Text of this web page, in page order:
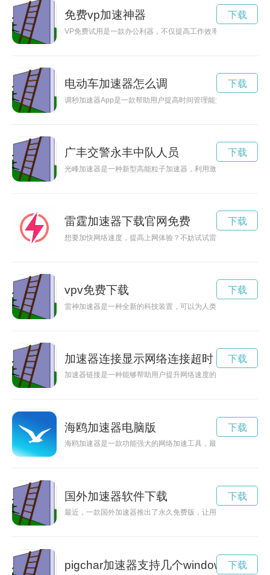
免费vp加速神器
VP免费试用是一款办公利器，不仅提高工作效率，还保障网络
下载
电动车加速器怎么调
调秒加速器App是一款帮助用户提高时间管理能力、提升工作
下载
广丰交警永丰中队人员
光峰加速器是一种新型高能粒子加速器，利用激光技术将粒子
下载
雷霆加速器下载官网免费
想要加快网络速度，提高上网体验？不妨试试雷霆加速器，它
下载
vpv免费下载
雷神加速器是一种全新的科技装置，可以为人类提供前所未有
下载
加速器连接显示网络连接超时
加速器链接是一种能够帮助用户提升网络速度的工具，通过使
下载
海鸥加速器电脑版
海鸥加速器是一款功能强大的网络加速工具，最新发布的6.5.4
下载
国外加速器软件下载
最近，一款国外加速器推出了永久免费版，让用户尽情享受高速
下载
pigchar加速器支持几个window 下载